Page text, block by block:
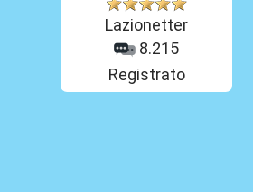
Lazionetter
8.215
Registrato